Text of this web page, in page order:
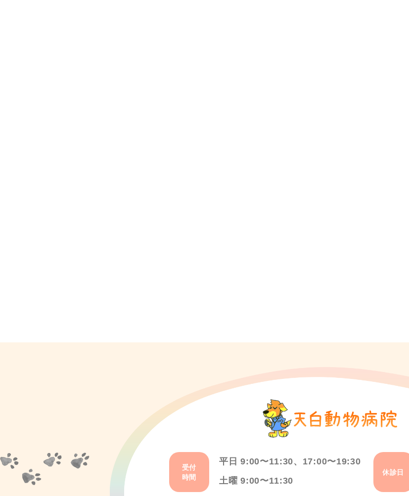
受付
時間
平日 9:00〜11:30、17:00〜19:30
土曜 9:00〜11:30
休診日